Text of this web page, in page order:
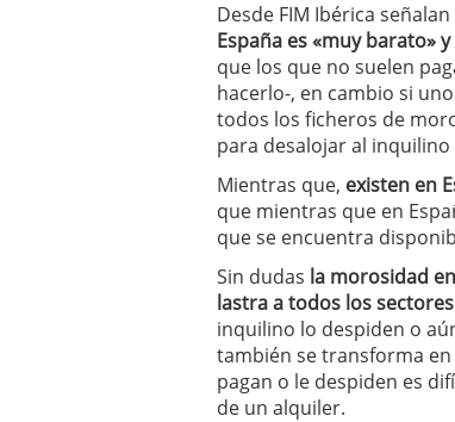
Desde FIM Ibérica
España es «muy barato»
que los que no suelen
hacerlo-, en cambio si
todos los ficheros de
para desalojar al inquilino
Mientras que, existen en
que mientras que en
que se encuentra
Sin dudas la morosidad
lastra a todos los
inquilino lo despiden o
también se transforma en
pagan o le despiden es
de un alquiler.